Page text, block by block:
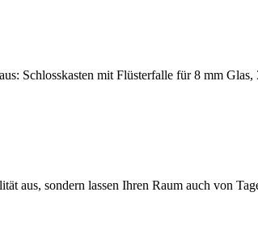
Schlosskasten mit Flüsterfalle für 8 mm
aus, sondern lassen Ihren Raum auch von